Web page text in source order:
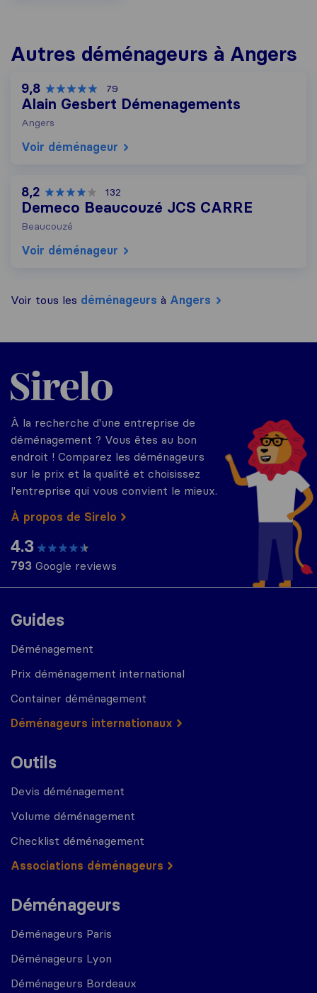
Autres déménageurs à Angers
9,8 79
Alain Gesbert Démenagements
Angers
Voir déménageur
8,2 132
Demeco Beaucouzé JCS CARRE
Beaucouzé
Voir déménageur
Voir tous les déménageurs à Angers
Guides
Déménagement
Prix déménagement international
Container déménagement
Déménageurs internationaux
Outils
Devis déménagement
Volume déménagement
Checklist déménagement
Associations déménageurs
Déménageurs
Déménageurs Paris
Déménageurs Lyon
Déménageurs Bordeaux
Sirelo.fr
À la recherche d'une entreprise de
déménagement ? Vous êtes au bon
endroit ! Comparez les déménageurs
sur le prix et la qualité et choisissez
l'entreprise qui vous convient le mieux.
À propos de Sirelo
4.3
793 Google reviews